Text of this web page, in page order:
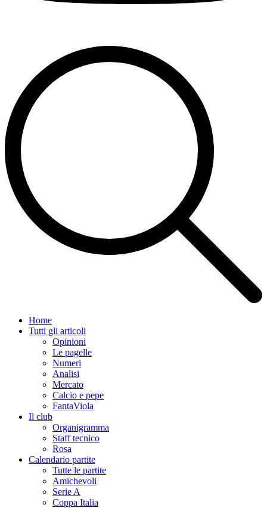
Home
Tutti gli articoli
Opinioni
Le pagelle
Numeri
Analisi
Mercato
Calcio e pepe
FantaViola
Il club
Organigramma
Staff tecnico
Rosa
Calendario partite
Tutte le partite
Amichevoli
Serie A
Coppa Italia